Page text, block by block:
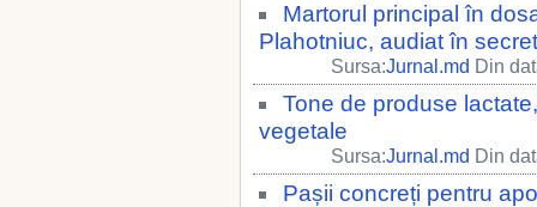
Martorul principal în
Plahotniuc, audiat în secret
Sursa:Jurnal.md Din
Tone de produse
vegetale
Sursa:Jurnal.md Din
Pașii concreți pentru